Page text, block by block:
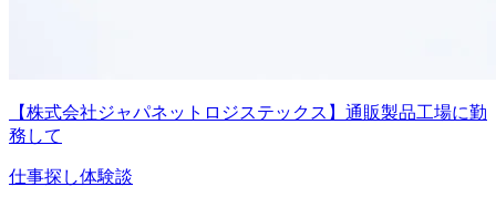
【株式会社ジャパネットロジステックス】通販製品工場に勤
務して
仕事探し体験談